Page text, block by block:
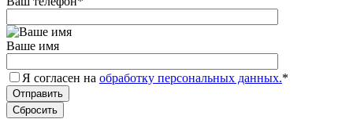
Ваше имя
Я согласен на обработку персональных данных.*